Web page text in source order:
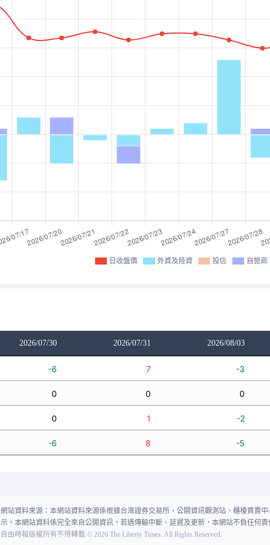
日收盤價 外資及陸資 投信 自營商
2026/07/30 2026/07/31 2026/08/03
-6 7 -3
0 0 0
0 1 -2
-6 8 -5
網站資料來源：本網站資料來源係根據台灣證券交易所、公開資訊觀測站、櫃檯買賣
示。本網站資料係完全來自公開資訊，若遇傳輸中斷、延遲及更新，本網站不負任何
自由時報版權所有不得轉載 © 2026 The Liberty Times. All Rights Reserved.